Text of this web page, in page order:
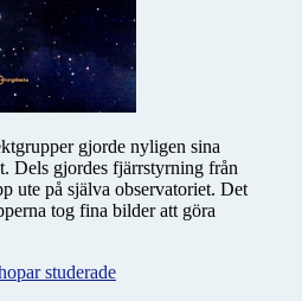
gjorde nyligen sina
Dels gjordes fjärrstyrning från
ute på själva observatoriet. Det
tog fina bilder att göra
studerade